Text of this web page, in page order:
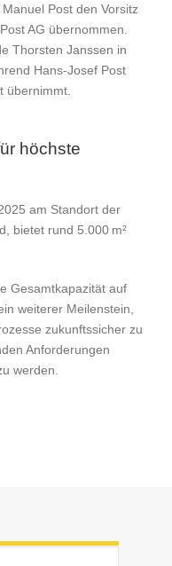
Post den Vorsitz
AG übernommen.
Thorsten Janssen in
Hans-Josef Post
übernimmt.
höchste
am Standort der
bietet rund 5.000 m²
Gesamtkapazität auf
weiterer Meilenstein,
zukunftssicher zu
Anforderungen
werden.